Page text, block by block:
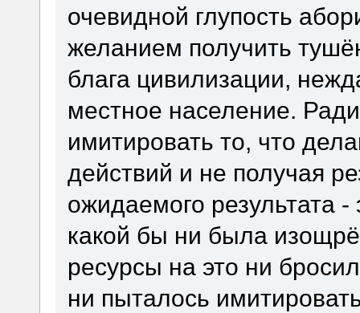
очевидной глупость
желанием получить
блага цивилизации,
местное население.
имитировать то, что
действий и не получая
ожидаемого результата -
какой бы ни была
ресурсы на это ни
ни пыталось